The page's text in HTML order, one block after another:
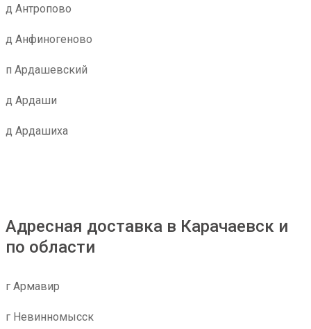
д Антропово
д Анфиногеново
п Ардашевский
д Ардаши
д Ардашиха
Адресная доставка в Карачаевск и
по области
г Армавир
г Невинномысск